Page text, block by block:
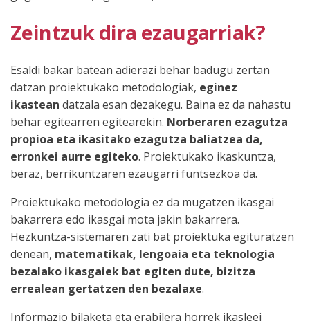
Zeintzuk dira ezaugarriak?
Esaldi bakar batean adierazi behar badugu zertan
datzan proiektukako metodologiak, eginez
ikastean datzala esan dezakegu. Baina ez da nahastu
behar egitearren egitearekin. Norberaren ezagutza
propioa eta ikasitako ezagutza baliatzea da,
erronkei aurre egiteko. Proiektukako ikaskuntza,
beraz, berrikuntzaren ezaugarri funtsezkoa da.
Proiektukako metodologia ez da mugatzen ikasgai
bakarrera edo ikasgai mota jakin bakarrera.
Hezkuntza-sistemaren zati bat proiektuka egituratzen
denean, matematikak, lengoaia eta teknologia
bezalako ikasgaiek bat egiten dute, bizitza
errealean gertatzen den bezalaxe.
Informazio bilaketa eta erabilera horrek ikasleei